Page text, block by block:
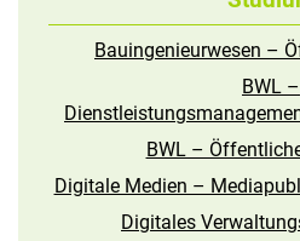
Bauingenieurwesen –
BWL –
BWL –
Digitale Medien –
Digitales